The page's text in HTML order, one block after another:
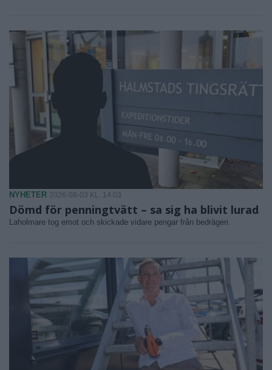
NYHETER 2026-08-03 KL. 14:03
Dömd för penningtvätt – sa sig ha blivit lurad
Laholmare tog emot och skickade vidare pengar från bedrägeri.